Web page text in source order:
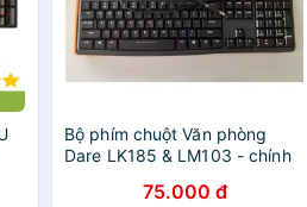
Bộ phím chuột Văn phòng
Dare LK185 & LM103 - chính
75.000 đ